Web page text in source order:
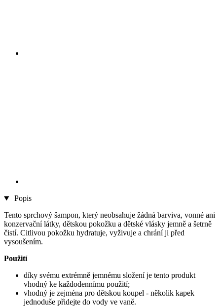
Popis
Tento sprchový šampon, který neobsahuje žádná barviva, vonné ani
konzervační látky, dětskou pokožku a dětské vlásky jemně a šetrně
čistí. Citlivou pokožku hydratuje, vyživuje a chrání ji před
vysoušením.
Použití
díky svému extrémně jemnému složení je tento produkt
vhodný ke každodennímu použití;
vhodný je zejména pro dětskou koupel - několik kapek
jednoduše přidejte do vody ve vaně.